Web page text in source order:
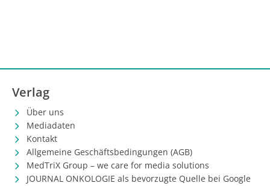
Verlag
Über uns
Mediadaten
Kontakt
Allgemeine Geschäftsbedingungen (AGB)
MedTriX Group – we care for media solutions
JOURNAL ONKOLOGIE als bevorzugte Quelle bei Google